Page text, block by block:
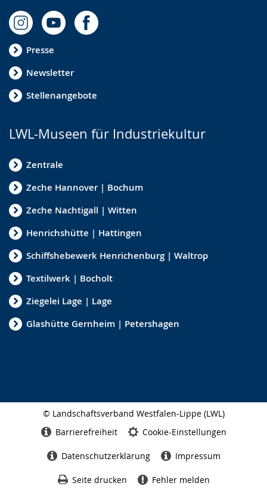
Presse
Newsletter
Stellenangebote
LWL-Museen für Industriekultur
Zentrale
Zeche Hannover | Bochum
Zeche Nachtigall | Witten
Henrichshütte | Hattingen
Schiffshebewerk Henrichenburg | Waltrop
Textilwerk | Bocholt
Ziegelei Lage | Lage
Glashütte Gernheim | Petershagen
© Landschaftsverband Westfalen-Lippe (LWL)
Barrierefreiheit Cookie-Einstellungen
Datenschutzerklärung Impressum
Seite drucken Fehler melden